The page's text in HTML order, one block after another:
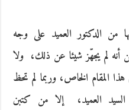
من الدكتور العميد على وجه
أنه لم‮ ‬يجهّز شيئا عن ذلك، ‮ ‬ولا‮
المقام الخاص، وربما لم تحظ‮
العميد، ‮ ‬إلا من كتبن